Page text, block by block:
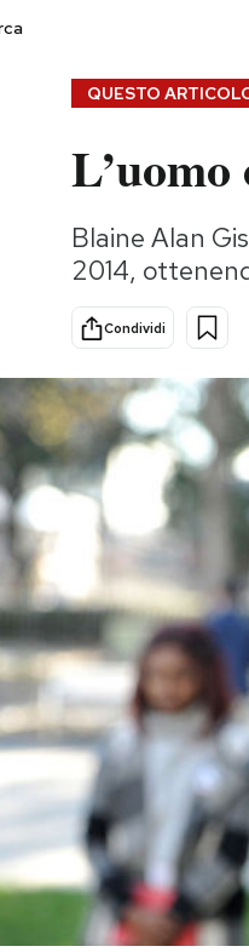
Consumismi
Storie/Idee
Ok Boomer!
Media
Europa
Altrecose
Mondiali calcio 2026
QUESTO
Blaine Alan
2014,
Condividi